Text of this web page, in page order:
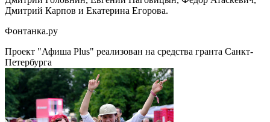
Дмитрий Карпов и Екатерина Егорова.
Фонтанка.ру
Проект "Афиша Plus" реализован на средства гранта Санкт-
Петербурга